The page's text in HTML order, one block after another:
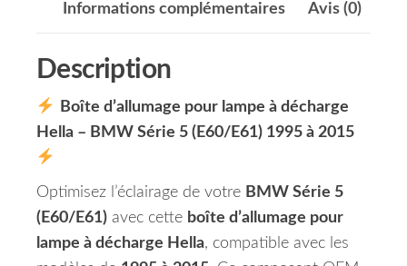
Informations complémentaires Avis (0)
Description
Boîte d’allumage pour lampe à décharge
Hella – BMW Série 5 (E60/E61) 1995 à 2015
Optimisez l’éclairage de votre BMW Série 5
(E60/E61) avec cette boîte d’allumage pour
lampe à décharge Hella, compatible avec les